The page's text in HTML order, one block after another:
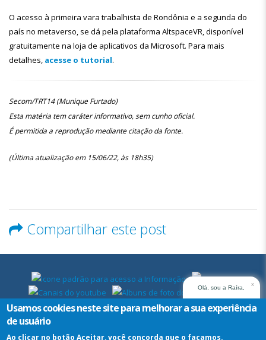
O acesso à primeira vara trabalhista de Rondônia e a segunda do
país no metaverso, se dá pela plataforma AltspaceVR, disponível
gratuitamente na loja de aplicativos da Microsoft. Para mais
detalhes, acesse o tutorial.
Secom/TRT14 (Munique Furtado)
Esta matéria tem caráter informativo, sem cunho oficial.
É permitida a reprodução mediante citação da fonte.
(Última atualização em 15/06/22, às 18h35)
Compartilhar este post
Olá, sou a Raíra,
assistente virtual do
TRT14. Em que posso
x
Usamos cookies neste site para melhorar a sua experiência
de usuário
Ao clicar no botão Aceitar, você concorda que o façamos.